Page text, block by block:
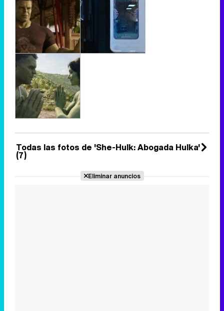
Todas las fotos de 'She-Hulk: Abogada Hulka'
(7)
Eliminar anuncios